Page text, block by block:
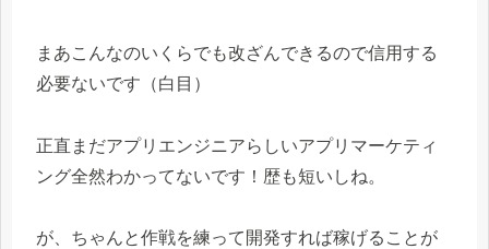
まあこんなのいくらでも改ざんできるので信用する
必要ないです（白目）
正直まだアプリエンジニアらしいアプリマーケティ
ング全然わかってないです！歴も短いしね。
が、ちゃんと作戦を練って開発すれば稼げることが